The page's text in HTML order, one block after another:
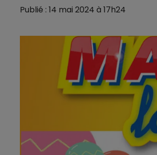
Publié : 14 mai 2024 à 17h24